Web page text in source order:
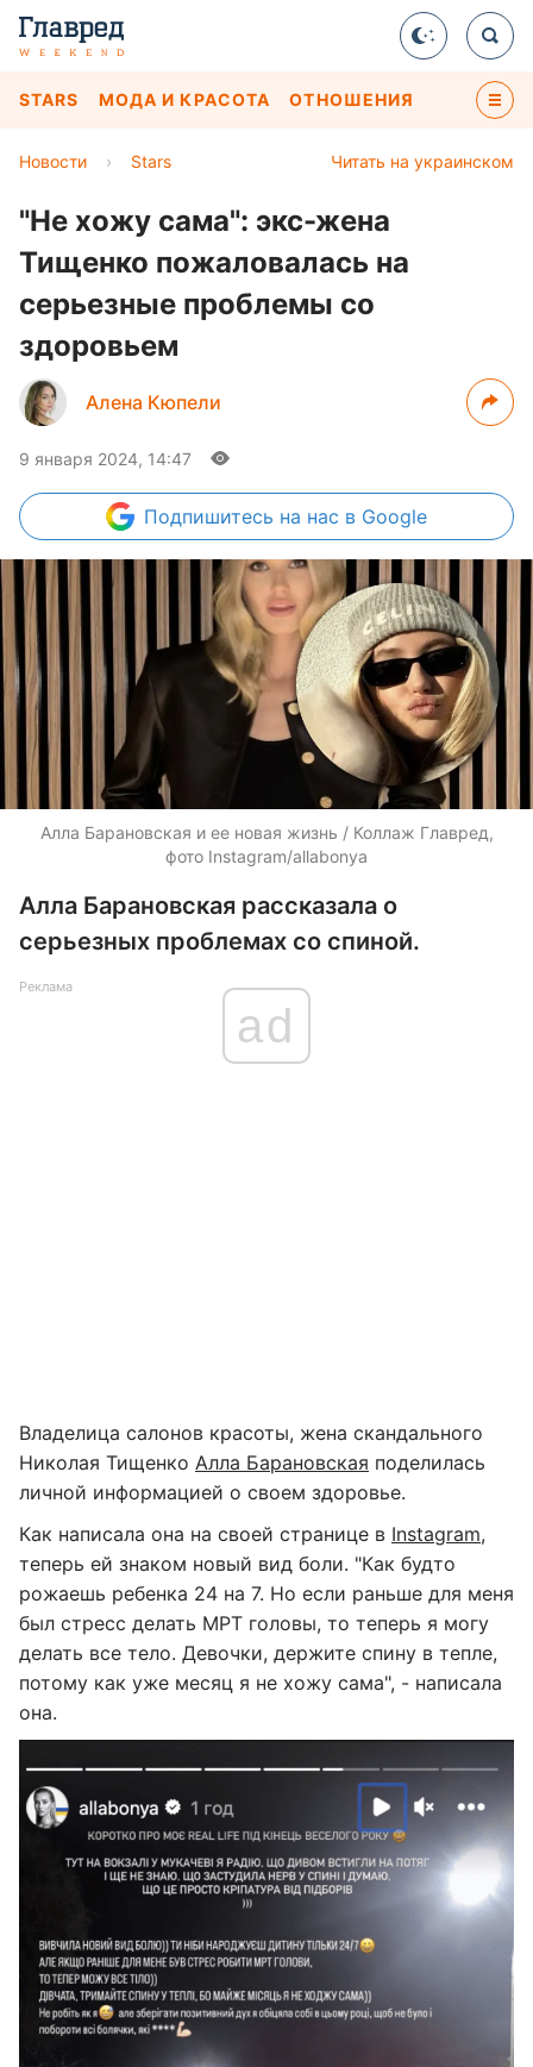
STARS МОДА И КРАСОТА ОТНОШЕНИЯ
Читать на украинском
Новости › Stars
"Не хожу сама": экс-жена
Тищенко пожаловалась на
серьезные проблемы со
здоровьем
Алена Кюпели
9 января 2024, 14:47
Подпишитесь на нас в Google
Алла Барановская и ее новая жизнь / Коллаж Главред,
фото Instagram/allabonya
Алла Барановская рассказала о
серьезных проблемах со спиной.
Реклама
ad
Владелица салонов красоты, жена скандального
Николая Тищенко Алла Барановская поделилась
личной информацией о своем здоровье.
Как написала она на своей странице в Instagram,
теперь ей знаком новый вид боли. "Как будто
рожаешь ребенка 24 на 7. Но если раньше для меня
был стресс делать МРТ головы, то теперь я могу
делать все тело. Девочки, держите спину в тепле,
потому как уже месяц я не хожу сама", - написала
она.